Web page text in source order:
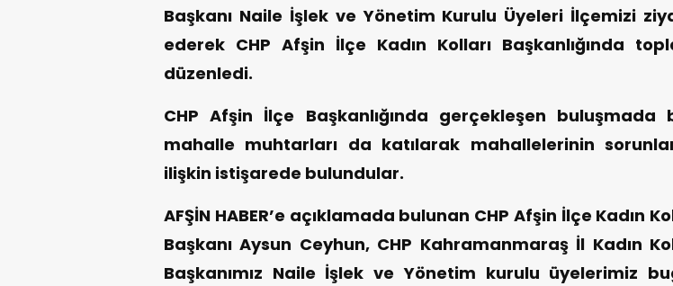
Başkanı Naile İşlek ve Yönetim Kurulu Üyeleri İlçemizi
ederek CHP Afşin İlçe Kadın Kolları Başkanlığında
düzenledi.
CHP Afşin İlçe Başkanlığında gerçekleşen buluşmada
mahalle muhtarları da katılarak mahallelerinin
ilişkin istişarede bulundular.
AFŞİN HABER’e açıklamada bulunan CHP Afşin İlçe Kadın
Başkanı Aysun Ceyhun, CHP Kahramanmaraş İl Kadın
Başkanımız Naile İşlek ve Yönetim kurulu üyelerimiz